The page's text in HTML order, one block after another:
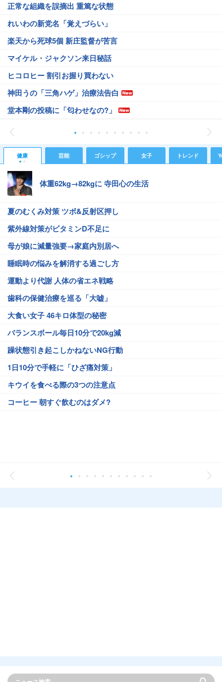
正常な組織を誤摘出 重篤な状態
れいわの新党名「覚えづらい」
楽天から死球5個 新庄監督が苦言
マイケル・ジャクソン来日秘話
ヒコロヒー 割引お握り買わない
神田うの「三角ハゲ」治療法告白
堂本剛の投稿に「匂わせなの?」
健康 芸能 ゴシップ 女子 トレンド
体重62kg→82kgに 寺田心の生活
夏のむくみ対策 ツボ&反射区押し
紫外線対策がビタミンD不足に
母が娘に減量強要→家庭内別居へ
睡眠時の悩みを解消する過ごし方
運動より代謝 人体の省エネ戦略
歯科の保健治療を巡る「大嘘」
大食い女子 46キロ体型の秘密
バランスボール毎日10分で20kg減
躁状態引き起こしかねないNG行動
1日10分で手軽に「ひざ痛対策」
キウイを食べる際の3つの注意点
コーヒー 朝すぐ飲むのはダメ?